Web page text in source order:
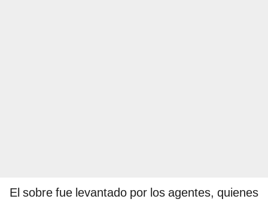
El sobre fue levantado por los agentes, quienes